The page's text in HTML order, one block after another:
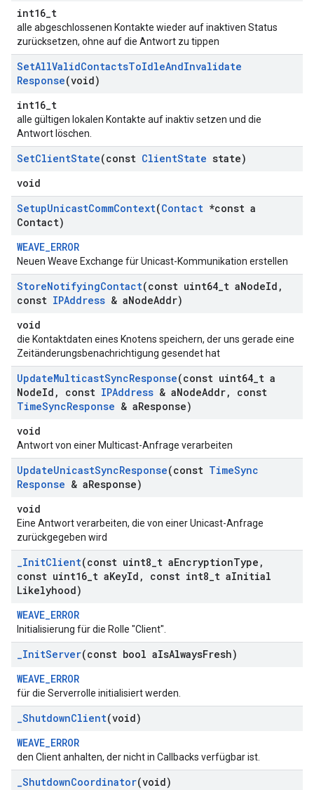
int16_t
alle abgeschlossenen Kontakte wieder auf inaktiven Status
zurücksetzen, ohne auf die Antwort zu tippen
SetAllValidContactsToIdleAndInvalidate
Response(void)
int16_t
alle gültigen lokalen Kontakte auf inaktiv setzen und die
Antwort löschen.
SetClientState(const ClientState state)
void
SetupUnicastCommContext(Contact *const a
Contact)
WEAVE_ERROR
Neuen Weave Exchange für Unicast-Kommunikation erstellen
StoreNotifyingContact(const uint64 t aNodeId ,
const IPAddress & aNodeAddr)
void
die Kontaktdaten eines Knotens speichern, der uns gerade eine
Zeitänderungsbenachrichtigung gesendet hat
UpdateMulticastSyncResponse(const uint64 t a
NodeId , const IPAddress & aNodeAddr,
const
TimeSyncResponse & aResponse)
void
Antwort von einer Multicast-Anfrage verarbeiten
UpdateUnicastSyncResponse(const TimeSync
Response & aResponse)
void
Eine Antwort verarbeiten, die von einer Unicast-Anfrage
zurückgegeben wird
_InitClient(const uint8 t aEncryptionType ,
const uint16 t aKeyId , const int8 t aInitial
Likelyhood)
WEAVE_ERROR
Initialisierung für die Rolle "Client".
_InitServer(const bool aIsAlwaysFresh)
WEAVE_ERROR
für die Serverrolle initialisiert werden.
_ShutdownClient(void)
WEAVE_ERROR
den Client anhalten, der nicht in Callbacks verfügbar ist.
_ShutdownCoordinator(void)